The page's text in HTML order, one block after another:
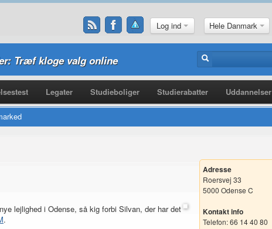
Log ind Hele Danmark
Træf kloge valg online
Legater Studieboliger Studierabatter Uddannelser
lejlighed i Odense, så kig forbi Silvan, der har det
.
Adresse
Roersvej 33
5000 Odense C
Kontakt info
Telefon: 66 14 40 80